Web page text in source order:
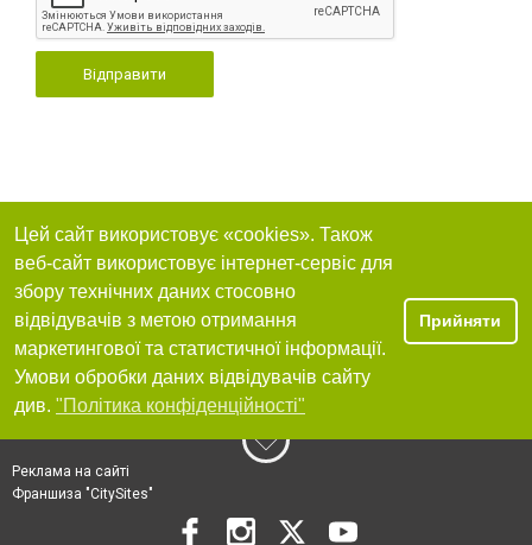
Відправити
Цей сайт використовує «cookies». Також
веб-сайт використовує інтернет-сервіс для
збору технічних даних стосовно
відвідувачів з метою отримання
маркетингової та статистичної інформації.
Умови обробки даних відвідувачів сайту
див. "Політика конфіденційності"
Прийняти
Реклама на сайті
Франшиза "CitySites"